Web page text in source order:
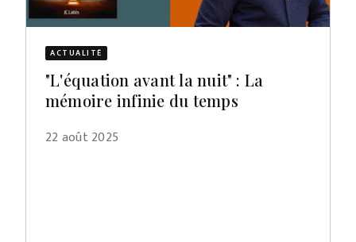
ACTUALITÉ
"L'équation avant la nuit" : La
mémoire infinie du temps
22 août 2025